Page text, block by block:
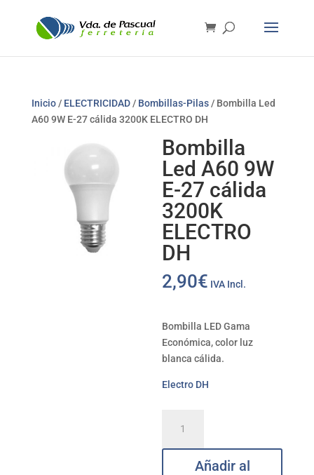
Inicio/ ELECTRICIDAD/ Bombillas-Pilas/ Bombilla Led
A60 9W E-27 cálida 3200K ELECTRO DH
Bombilla
Led A60 9W
E-27 cálida
3200K
ELECTRO
DH
2,90€ IVA Incl.
Bombilla LED Gama
Económica, color luz
blanca cálida.
Electro DH
A60
Añadir al